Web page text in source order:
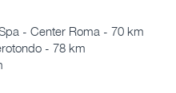
- Center Roma - 70 km
- 78 km